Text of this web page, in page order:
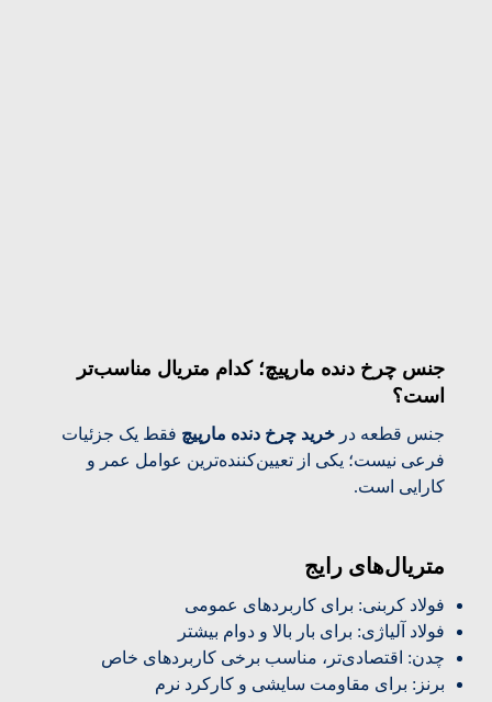
جنس چرخ دنده مارپیچ؛ کدام متریال مناسب‌تر
است؟
جنس قطعه در خرید چرخ دنده مارپیچ فقط یک جزئیات
فرعی نیست؛ یکی از تعیین‌کننده‌ترین عوامل عمر و
کارایی است.
متریال‌های رایج
فولاد کربنی: برای کاربردهای عمومی
فولاد آلیاژی: برای بار بالا و دوام بیشتر
چدن: اقتصادی‌تر، مناسب برخی کاربردهای خاص
برنز: برای مقاومت سایشی و کارکرد نرم